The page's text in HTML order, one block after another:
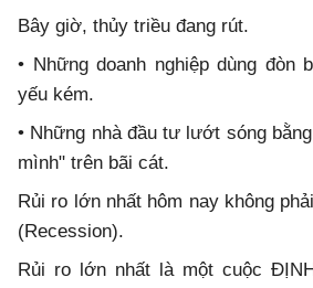
Bây giờ, thủy triều đang rút.
• Những doanh nghiệp dùng
yếu kém.
• Những nhà đầu tư lướt sóng
mình" trên bãi cát.
Rủi ro lớn nhất hôm nay không
(Recession).
Rủi ro lớn nhất là một cuộc